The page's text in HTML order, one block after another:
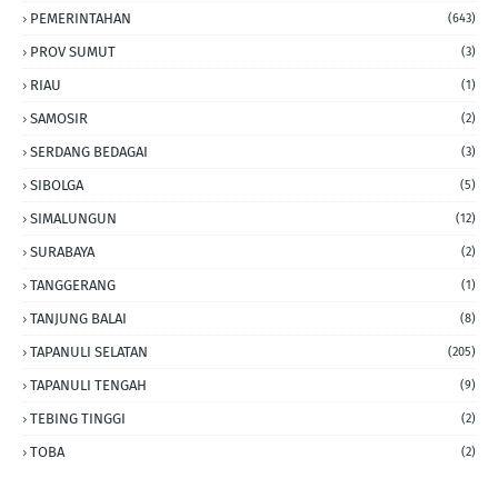
PEMERINTAHAN (643)
PROV SUMUT (3)
RIAU (1)
SAMOSIR (2)
SERDANG BEDAGAI (3)
SIBOLGA (5)
SIMALUNGUN (12)
SURABAYA (2)
TANGGERANG (1)
TANJUNG BALAI (8)
TAPANULI SELATAN (205)
TAPANULI TENGAH (9)
TEBING TINGGI (2)
TOBA (2)